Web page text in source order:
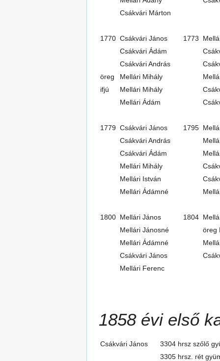
Csákvári Márton
1770 Csákvári János 1773
Csákvári Ádám
Csákvári András
öreg
Mellári Mihály
ifjú
Mellári Mihály
Mellári Ádám
1779 Csákvári János 1795
Csákvári András
Csákvári Ádám
Mellári Mihály
Mellári István
Mellári Ádámné
1800 Mellári János 1804
Mellári Jánosné
öreg
Mellári Ádámné
Csákvári János
Mellári Ferenc
1858 évi első
Csákvári János
3304 hrsz szőlő
3305 hrsz. rét